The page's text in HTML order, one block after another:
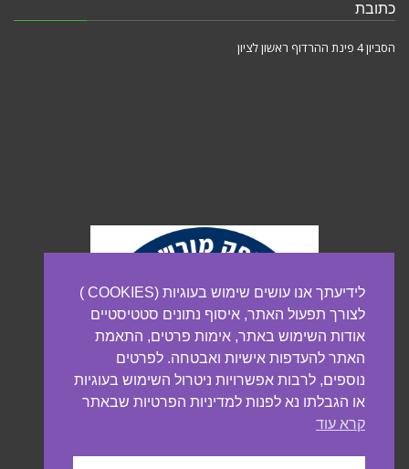
כתובת
הסביון 4 פינת ההרדוף ראשון לציון
לידיעתך אנו עושים שימוש בעוגיות (COOKIES )
לצורך תפעול האתר, איסוף נתונים סטטיסטיים
אודות השימוש באתר, אימות פרטים, התאמת
האתר להעדפות אישיות ואבטחה. לפרטים
נוספים, לרבות אפשרויות ניטרול השימוש בעוגיות
או הגבלתו נא לפנות למדיניות הפרטיות שבאתר
קרא עוד